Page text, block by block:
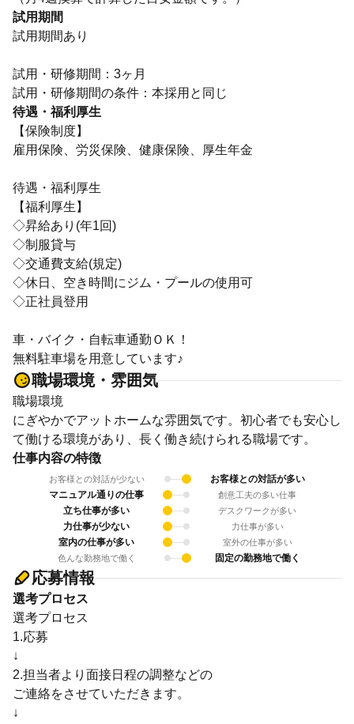
試用期間
試用期間あり
試用・研修期間：3ヶ月
待遇・福利厚生
【保険制度】
雇用保険、労災保険、健康保険、厚生年金
待遇・福利厚生
【福利厚生】
◇昇給あり(年1回)
◇制服貸与
◇交通費支給(規定)
◇休日、空き時間にジム・プールの使用可
◇正社員登用
車・バイク・自転車通勤ＯＫ！
無料駐車場を用意しています♪
職場環境・雰囲気
職場環境
にぎやかでアットホームな雰囲気です。初心者でも安心し
て働ける環境があり、長く働き続けられる職場です。
仕事内容の特徴
お客様との対話が少ない
お客様との対話が多い
マニュアル通りの仕事
創意工夫の多い仕事
立ち仕事が多い デスクワークが多い
力仕事が少ない 力仕事が多い
室内の仕事が多い
室外の仕事が多い
色んな勤務地で働く
固定の勤務地で働く
応募情報
選考プロセス
選考プロセス
1.応募
↓
2.担当者より面接日程の調整などの
ご連絡をさせていただきます。
↓